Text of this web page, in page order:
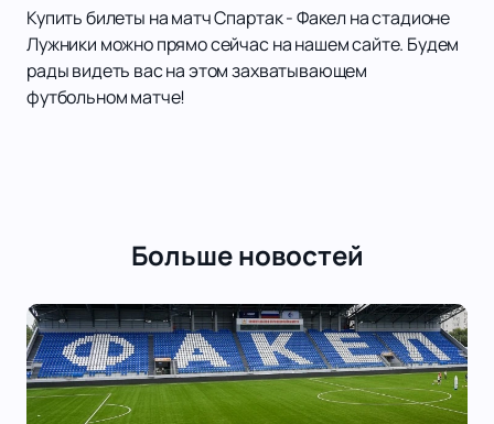
Купить билеты на матч Спартак - Факел на стадионе
Лужники можно прямо сейчас на нашем сайте. Будем
рады видеть вас на этом захватывающем
футбольном матче!
Больше новостей